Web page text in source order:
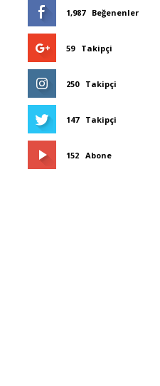
1,987 Beğenenler
59 Takipçi
250 Takipçi
147 Takipçi
152 Abone